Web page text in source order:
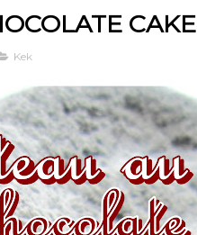
CAKE
Kek